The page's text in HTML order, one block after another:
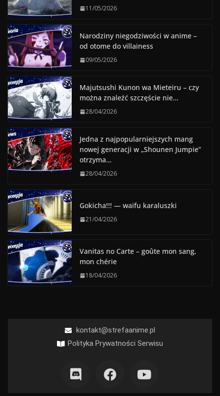
11/05/2026
Narodziny niegodziwości w anime –
od otome do villainess
09/05/2026
Majutsushi Kunon wa Mieteiru – czy
można znaleźć szczęście nie…
28/04/2026
Jedna z najpopularniejszych mang
nowej generacji w „Shounen Jumpie”
otrzyma…
28/04/2026
Gokicha!!! — waifu karaluszki
21/04/2026
Vanitas no Carte – goûte mon sang,
mon chérie
18/04/2026
kontakt@strefaanime.pl
Polityka Prywatności Serwisu